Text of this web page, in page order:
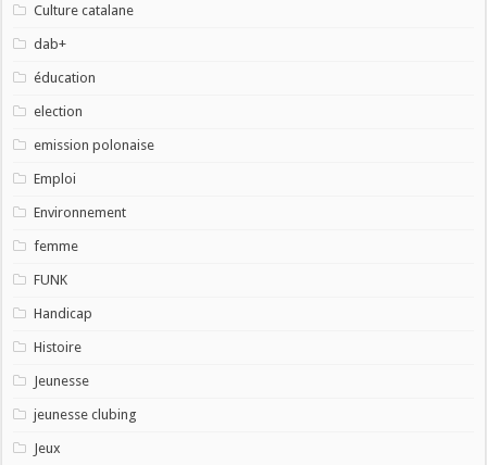
Culture catalane
dab+
éducation
election
emission polonaise
Emploi
Environnement
femme
FUNK
Handicap
Histoire
Jeunesse
jeunesse clubing
Jeux